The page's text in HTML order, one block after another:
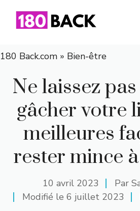
180 Back.com » Bien-être
Ne laissez
gâcher votre
meilleures
rester mince
10 avril 2023 Par
Modifié le 6 juillet 2023